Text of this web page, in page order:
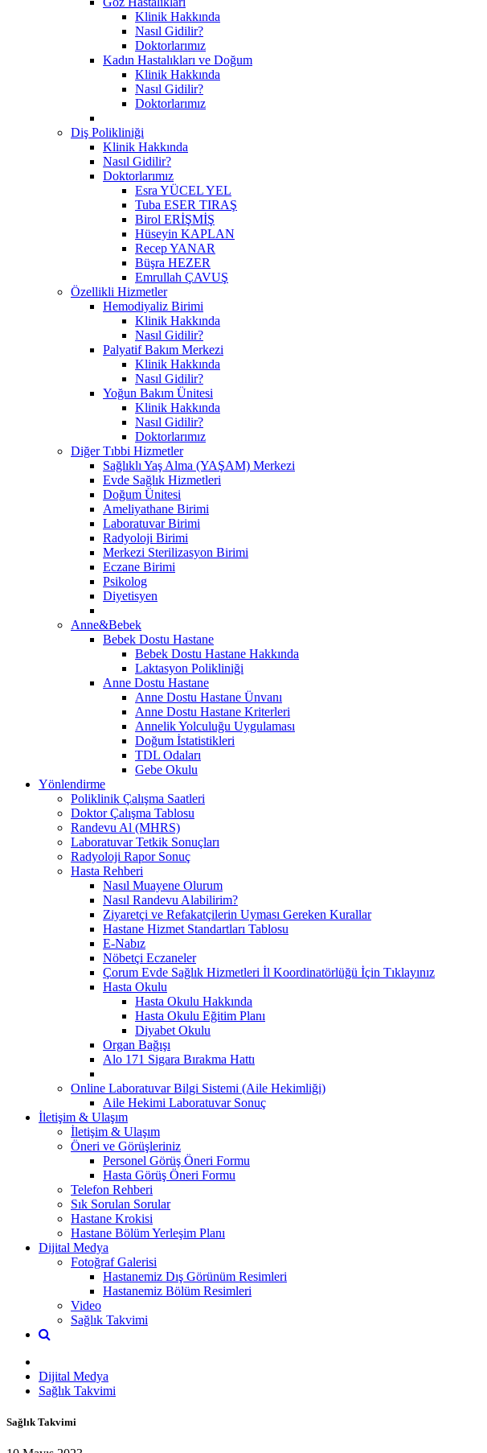
Klinik Hakkında
Nasıl Gidilir?
Doktorlarımız
Kadın Hastalıkları ve Doğum
Klinik Hakkında
Nasıl Gidilir?
Doktorlarımız
Diş Polikliniği
Klinik Hakkında
Nasıl Gidilir?
Doktorlarımız
Esra YÜCEL YEL
Tuba ESER TIRAŞ
Birol ERİŞMİŞ
Hüseyin KAPLAN
Recep YANAR
Büşra HEZER
Emrullah ÇAVUŞ
Özellikli Hizmetler
Hemodiyaliz Birimi
Klinik Hakkında
Nasıl Gidilir?
Palyatif Bakım Merkezi
Klinik Hakkında
Nasıl Gidilir?
Yoğun Bakım Ünitesi
Klinik Hakkında
Nasıl Gidilir?
Doktorlarımız
Diğer Tıbbi Hizmetler
Sağlıklı Yaş Alma (YAŞAM) Merkezi
Evde Sağlık Hizmetleri
Doğum Ünitesi
Ameliyathane Birimi
Laboratuvar Birimi
Radyoloji Birimi
Merkezi Sterilizasyon Birimi
Eczane Birimi
Psikolog
Diyetisyen
Anne&Bebek
Bebek Dostu Hastane
Bebek Dostu Hastane Hakkında
Laktasyon Polikliniği
Anne Dostu Hastane
Anne Dostu Hastane Ünvanı
Anne Dostu Hastane Kriterleri
Annelik Yolculuğu Uygulaması
Doğum İstatistikleri
TDL Odaları
Gebe Okulu
Yönlendirme
Poliklinik Çalışma Saatleri
Doktor Çalışma Tablosu
Randevu Al (MHRS)
Laboratuvar Tetkik Sonuçları
Radyoloji Rapor Sonuç
Hasta Rehberi
Nasıl Muayene Olurum
Nasıl Randevu Alabilirim?
Ziyaretçi ve Refakatçilerin Uyması Gereken Kurallar
Hastane Hizmet Standartları Tablosu
E-Nabız
Nöbetçi Eczaneler
Çorum Evde Sağlık Hizmetleri İl Koordinatörlüğü İçin Tıklayınız
Hasta Okulu
Hasta Okulu Hakkında
Hasta Okulu Eğitim Planı
Diyabet Okulu
Organ Bağışı
Alo 171 Sigara Bırakma Hattı
Online Laboratuvar Bilgi Sistemi (Aile Hekimliği)
Aile Hekimi Laboratuvar Sonuç
İletişim & Ulaşım
İletişim & Ulaşım
Öneri ve Görüşleriniz
Personel Görüş Öneri Formu
Hasta Görüş Öneri Formu
Telefon Rehberi
Sık Sorulan Sorular
Hastane Krokisi
Hastane Bölüm Yerleşim Planı
Dijital Medya
Fotoğraf Galerisi
Hastanemiz Dış Görünüm Resimleri
Hastanemiz Bölüm Resimleri
Video
Sağlık Takvimi
Dijital Medya
Sağlık Takvimi
Sağlık Takvimi